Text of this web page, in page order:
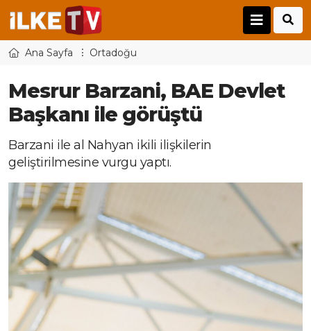
Ana Sayfa Ortadoğu
Mesrur Barzani, BAE Devlet
Başkanı ile görüştü
Barzani ile al Nahyan ikili ilişkilerin
geliştirilmesine vurgu yaptı.